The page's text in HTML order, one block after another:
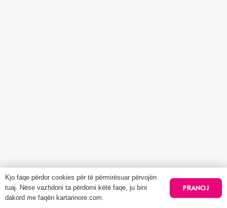
Kjo faqe përdor cookies për të përmirësuar përvojën
tuaj. Nëse vazhdoni ta përdorni këtë faqe, ju bini
dakord me faqën kartarinore.com.
PRANOJ